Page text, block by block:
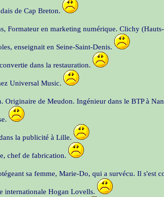
de Cap Breton.
Formateur en marketing numérique. Clichy
enseignait en Seine-Saint-Denis.
dans la restauration.
Universal Music.
Originaire de Meudon. Ingénieur dans le BTP à
la publicité à Lille.
chef de fabrication.
sa femme, Marie-Do, qui a survécu. Il s'est
internationale Hogan Lovells.